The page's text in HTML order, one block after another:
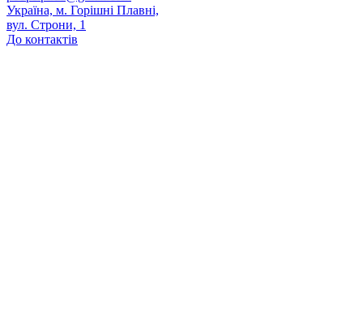
Україна, м. Горішні Плавні,
вул. Строни, 1
До контактів